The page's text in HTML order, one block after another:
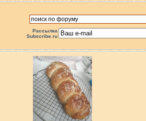
Рассылка
Subscribe.ru